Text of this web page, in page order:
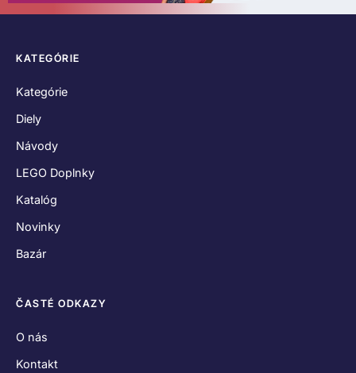
KATEGÓRIE
Kategórie
Diely
Návody
LEGO Doplnky
Katalóg
Novinky
Bazár
ČASTÉ ODKAZY
O nás
Kontakt